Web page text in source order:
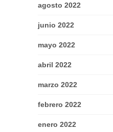
agosto 2022
junio 2022
mayo 2022
abril 2022
marzo 2022
febrero 2022
enero 2022